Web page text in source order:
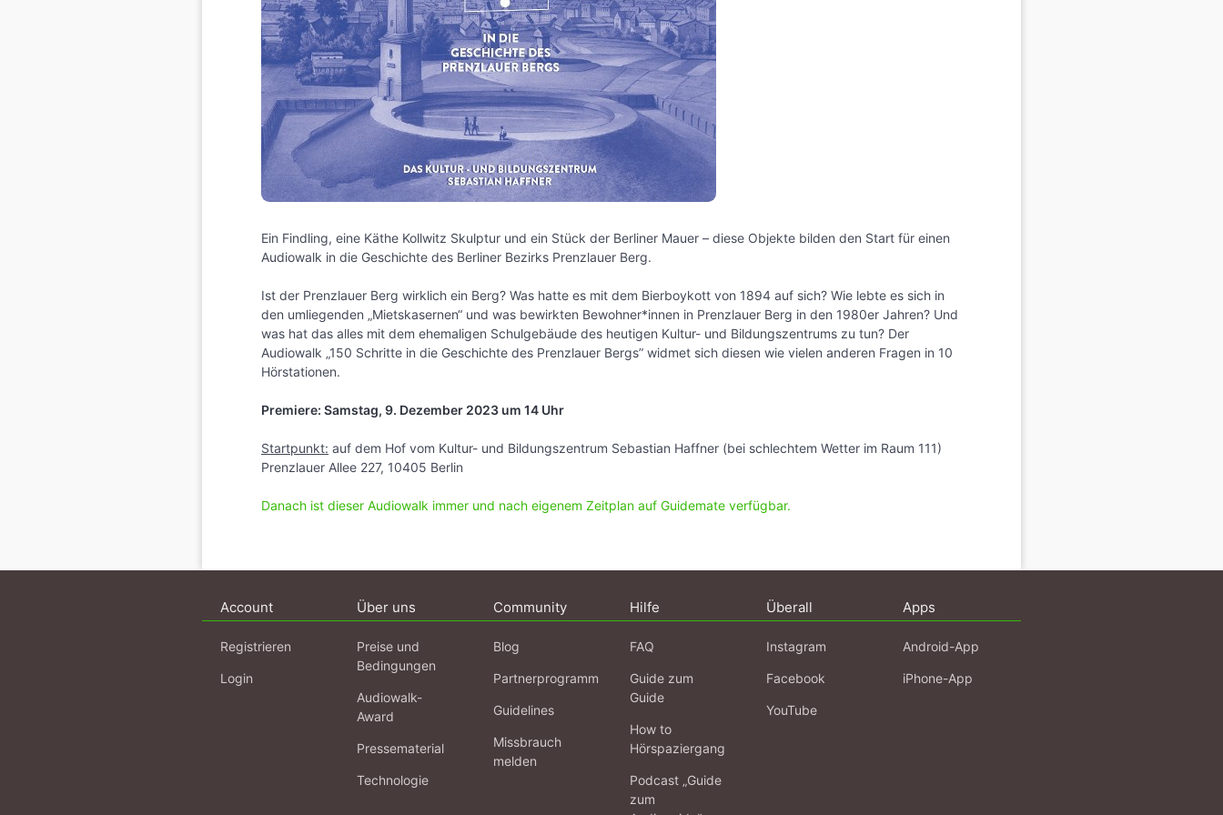
Ein Findling, eine Käthe Kollwitz Skulptur und ein Stück der Berliner Mauer – diese Objekte bilden den Start für einen
Audiowalk in die Geschichte des Berliner Bezirks Prenzlauer Berg.
Ist der Prenzlauer Berg wirklich ein Berg? Was hatte es mit dem Bierboykott von 1894 auf sich? Wie lebte es sich in
den umliegenden „Mietskasernen“ und was bewirkten Bewohner*innen in Prenzlauer Berg in den 1980er Jahren? Und
was hat das alles mit dem ehemaligen Schulgebäude des heutigen Kultur- und Bildungszentrums zu tun? Der
Audiowalk „150 Schritte in die Geschichte des Prenzlauer Bergs” widmet sich diesen wie vielen anderen Fragen in 10
Hörstationen.
Premiere: Samstag, 9. Dezember 2023 um 14 Uhr
Startpunkt: auf dem Hof vom Kultur- und Bildungszentrum Sebastian Haffner (bei schlechtem Wetter im Raum 111)
Prenzlauer Allee 227, 10405 Berlin
Danach ist dieser Audiowalk immer und nach eigenem Zeitplan auf Guidemate verfügbar.
Account
Registrieren
Login
Über uns
Preise und
Bedingungen
Audiowalk-
Award
Pressematerial
Technologie
Community
Blog
Partnerprogramm
Guidelines
Missbrauch
melden
Hilfe
FAQ
Guide zum
Guide
How to
Hörspaziergang
Podcast „Guide
zum
Überall
Instagram
Facebook
YouTube
Apps
Android-App
iPhone-App